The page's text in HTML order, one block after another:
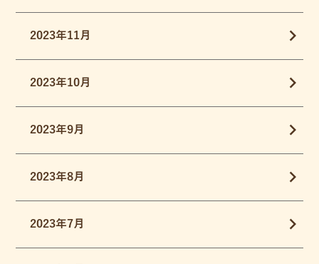
2023年11月
2023年10月
2023年9月
2023年8月
2023年7月